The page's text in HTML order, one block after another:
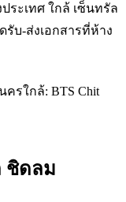
ระเทศ ใกล้ เซ็นทรัล
บ-ส่งเอกสารที่ห้าง
ครใกล้: BTS Chit
ชิดลม